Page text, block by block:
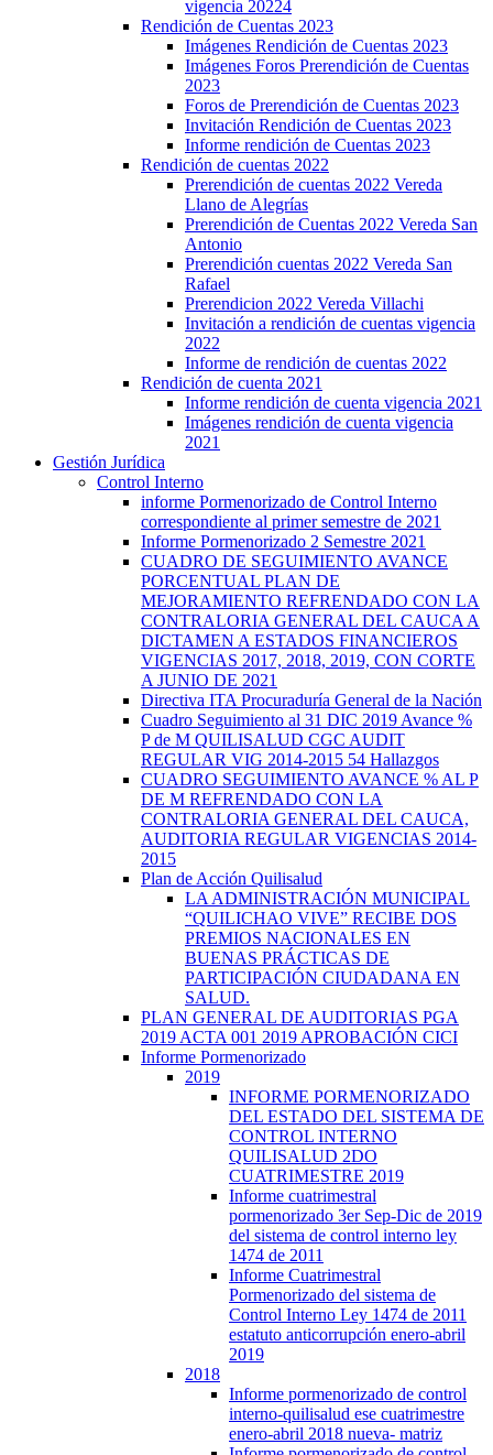
vigencia 20224
Rendición de Cuentas 2023
Imágenes Rendición de Cuentas 2023
Imágenes Foros Prerendición de Cuentas
2023
Foros de Prerendición de Cuentas 2023
Invitación Rendición de Cuentas 2023
Informe rendición de Cuentas 2023
Rendición de cuentas 2022
Prerendición de cuentas 2022 Vereda
Llano de Alegrías
Prerendición de Cuentas 2022 Vereda San
Antonio
Prerendición cuentas 2022 Vereda San
Rafael
Prerendicion 2022 Vereda Villachi
Invitación a rendición de cuentas vigencia
2022
Informe de rendición de cuentas 2022
Rendición de cuenta 2021
Informe rendición de cuenta vigencia 2021
Imágenes rendición de cuenta vigencia
2021
Gestión Jurídica
Control Interno
informe Pormenorizado de Control Interno
correspondiente al primer semestre de 2021
Informe Pormenorizado 2 Semestre 2021
CUADRO DE SEGUIMIENTO AVANCE
PORCENTUAL PLAN DE
MEJORAMIENTO REFRENDADO CON LA
CONTRALORIA GENERAL DEL CAUCA A
DICTAMEN A ESTADOS FINANCIEROS
VIGENCIAS 2017, 2018, 2019, CON CORTE
A JUNIO DE 2021
Directiva ITA Procuraduría General de la Nación
Cuadro Seguimiento al 31 DIC 2019 Avance %
P de M QUILISALUD CGC AUDIT
REGULAR VIG 2014-2015 54 Hallazgos
CUADRO SEGUIMIENTO AVANCE % AL P
DE M REFRENDADO CON LA
CONTRALORIA GENERAL DEL CAUCA,
AUDITORIA REGULAR VIGENCIAS 2014-
2015
Plan de Acción Quilisalud
LA ADMINISTRACIÓN MUNICIPAL
“QUILICHAO VIVE” RECIBE DOS
PREMIOS NACIONALES EN
BUENAS PRÁCTICAS DE
PARTICIPACIÓN CIUDADANA EN
SALUD.
PLAN GENERAL DE AUDITORIAS PGA
2019 ACTA 001 2019 APROBACIÓN CICI
Informe Pormenorizado
2019
INFORME PORMENORIZADO
DEL ESTADO DEL SISTEMA DE
CONTROL INTERNO
QUILISALUD 2DO
CUATRIMESTRE 2019
Informe cuatrimestral
pormenorizado 3er Sep-Dic de 2019
del sistema de control interno ley
1474 de 2011
Informe Cuatrimestral
Pormenorizado del sistema de
Control Interno Ley 1474 de 2011
estatuto anticorrupción enero-abril
2019
2018
Informe pormenorizado de control
interno-quilisalud ese cuatrimestre
enero-abril 2018 nueva- matriz